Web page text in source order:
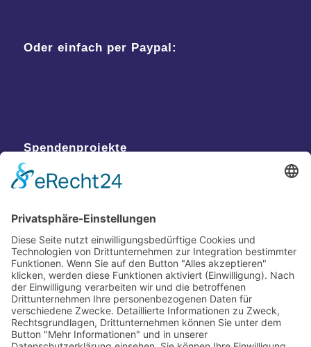
Oder einfach per Paypal:
Spendenprojekte
Kontakt
Postanschrift